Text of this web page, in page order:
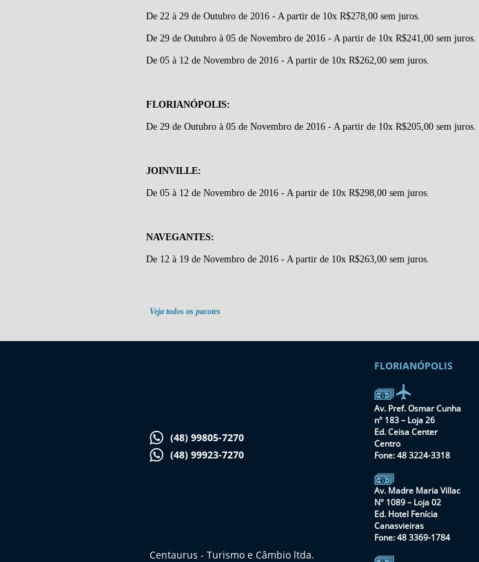
De 22 à 29 de Outubro de 2016 - A partir de 10x R$278,00 sem juros.
De 29 de Outubro à 05 de Novembro de 2016 - A partir de 10x R$241,00 sem juros.
De 05 à 12 de Novembro de 2016 - A partir de 10x R$262,00 sem juros.
FLORIANÓPOLIS:
De 29 de Outubro à 05 de Novembro de 2016 - A partir de 10x R$205,00 sem juros.
JOINVILLE:
De 05 à 12 de Novembro de 2016 - A partir de 10x R$298,00 sem juros.
NAVEGANTES:
De 12 à 19 de Novembro de 2016 - A partir de 10x R$263,00 sem juros.
Veja todos os pacotes
Centaurus - Turismo e Câmbio ltda.
FLORIANÓPOLIS
Av. Pref. Osmar Cunha
nº 183 – Loja 26
Ed. Ceisa Center
Centro
Fone: 48 3224-3318
Av. Madre Maria Villac
Nº 1089 – Loja 02
Ed. Hotel Fenícia
Canasvieiras
Fone: 48 3369-1784
(48) 99923-7270
(48) 99805-7270